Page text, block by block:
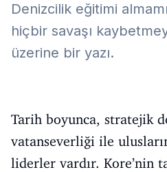
Denizcilik eğitimi
hiçbir savaşı
üzerine bir yazı.
Tarih boyunca, stratejik
vatanseverliği ile
liderler vardır. Kore’nin